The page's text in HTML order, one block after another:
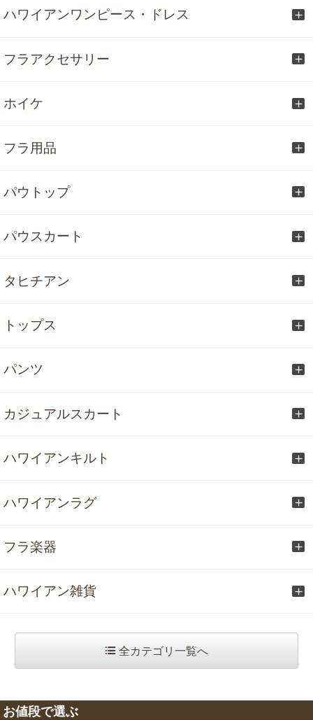
ハワイアンワンピース・ドレス
フラアクセサリー
ホイケ
フラ用品
パウトップ
パウスカート
タヒチアン
トップス
パンツ
カジュアルスカート
ハワイアンキルト
ハワイアンラグ
フラ楽器
ハワイアン雑貨
全カテゴリ一覧へ
お値段で選ぶ